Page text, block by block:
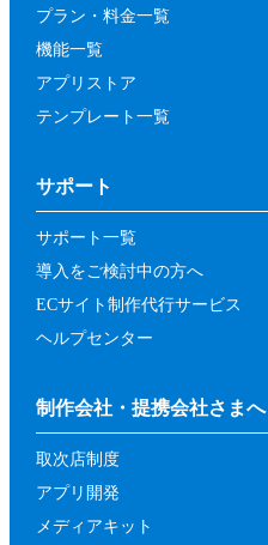
プラン・料金一覧
機能一覧
アプリストア
テンプレート一覧
サポート
サポート一覧
導入をご検討中の方へ
ECサイト制作代行サービス
ヘルプセンター
制作会社・提携会社さまへ
取次店制度
アプリ開発
メディアキット